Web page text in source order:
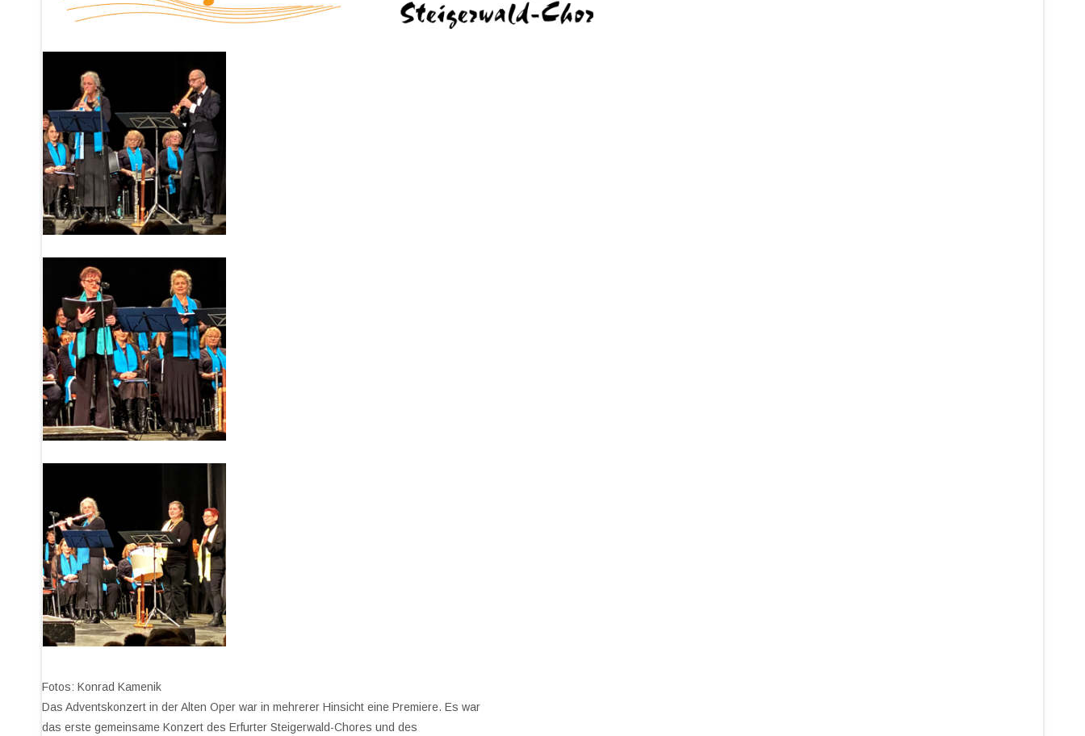
Fotos: Konrad Kamenik
Das Adventskonzert in der Alten Oper war in mehrerer Hinsicht eine Premiere. Es war
das erste gemeinsame Konzert des Erfurter Steigerwald-Chores und des